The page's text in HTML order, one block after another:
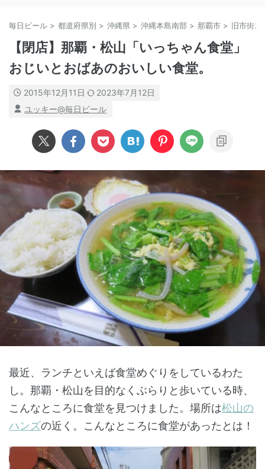
毎日ビール > 都道府県別 > 沖縄県 > 沖縄本島南部 > 那覇市 > 旧市街エ
【閉店】那覇・松山「いっちゃん食堂」
おじいとおばあのおいしい食堂。
2015年12月11日
2023年7月12日
ユッキー@毎日ビール
最近、ランチといえば食堂めぐりをしているわた
し。那覇・松山を目的なくぶらりと歩いている時、
こんなところに食堂を見つけました。場所は松山の
ハンズの近く。こんなところに食堂があったとは！